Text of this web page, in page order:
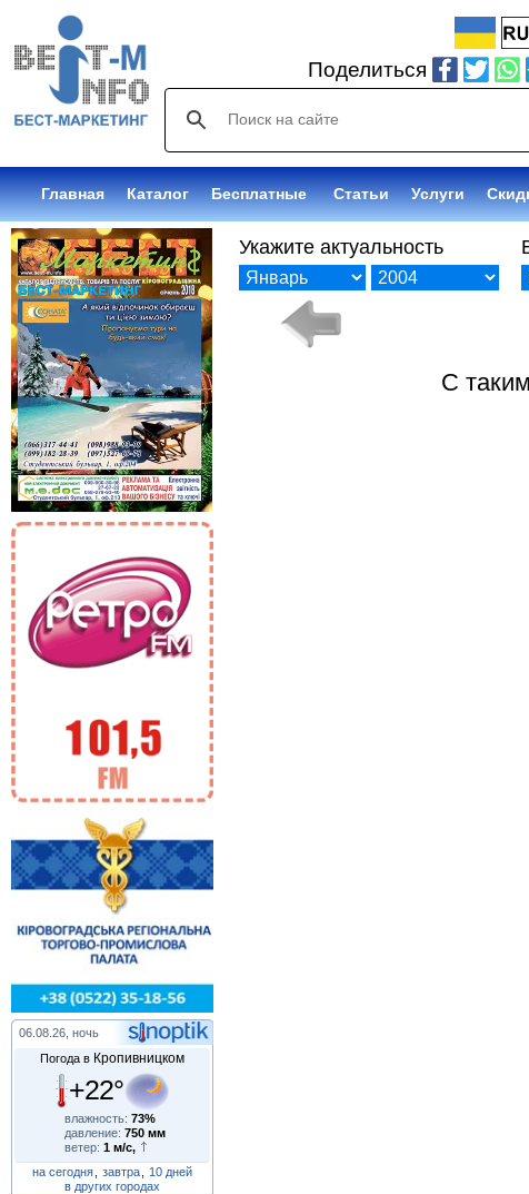
Поделиться
Главная Каталог Бесплатные Статьи Услуги
06.08.26, ночь
Погода в Кропивницком
+22°
влажность:73%
давление:750 мм
ветер:1 м/с,
на сегодня
завтра
10 дней
в других городах
Укажите актуальность
С